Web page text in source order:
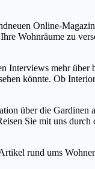
Online-Magazin
Wohnräume zu
Interviews mehr
könnte. Ob
über die
Sie mit uns
rund ums